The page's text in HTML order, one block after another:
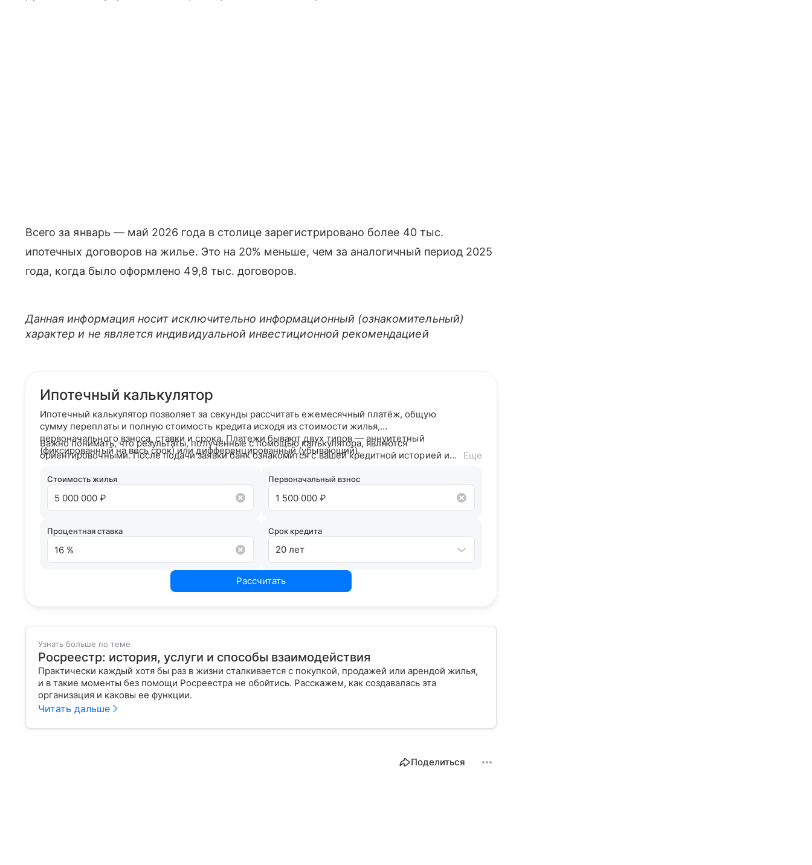
Всего за январь — май 2026 года в столице зарегистрировано более 40 тыс.
ипотечных договоров на жилье. Это на 20% меньше, чем за аналогичный период 2025
года, когда было оформлено 49,8 тыс. договоров.
Данная информация носит исключительно информационный (ознакомительный)
характер и не является индивидуальной инвестиционной рекомендацией
Ипотечный калькулятор
Ипотечный калькулятор позволяет за секунды рассчитать ежемесячный платёж, общую
сумму переплаты и полную стоимость кредита исходя из стоимости жилья,
первоначального взноса, ставки и срока. Платежи бывают двух типов — аннуитетный
(фиксированный на весь срок) или дифференцированный (убывающий).
Важно понимать, что результаты, полученные с помощью калькулятора, являются
ориентировочными. После подачи заявки банк ознакомится с вашей кредитной историей и
условия сотрудничества.
Еще
Стоимость жилья Первоначальный взнос
Процентная ставка Срок кредита
20 лет
Рассчитать
Узнать больше по теме
Росреестр: история, услуги и способы взаимодействия
Практически каждый хотя бы раз в жизни сталкивается с покупкой, продажей или арендой жилья,
и в такие моменты без помощи Росреестра не обойтись. Расскажем, как создавалась эта
организация и каковы ее функции.
Читать дальше
Поделиться